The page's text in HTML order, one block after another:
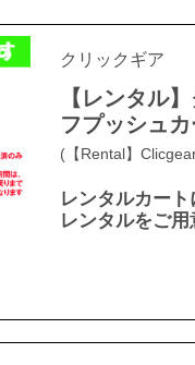
クリックギア
【レンタル
フプッシュカ
(【Rental】
レンタルカー
レンタルをご用